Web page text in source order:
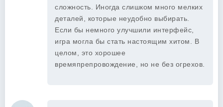
сложность. Иногда слишком много мелких
деталей, которые неудобно выбирать.
Если бы немного улучшили интерфейс,
игра могла бы стать настоящим хитом. В
целом, это хорошее
времяпрепровождение, но не без огрехов.